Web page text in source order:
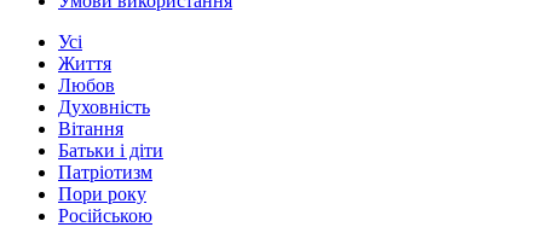
Усі
Життя
Любов
Духовність
Вітання
Батьки і діти
Патріотизм
Пори року
Російською